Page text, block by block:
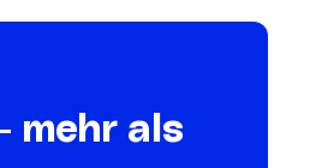
mehr als